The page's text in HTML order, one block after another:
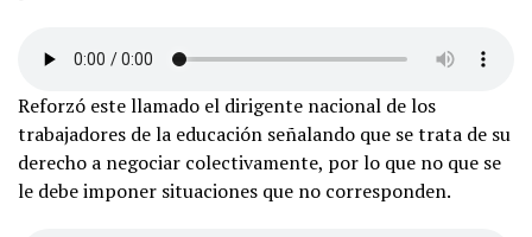
Reforzó este llamado el dirigente nacional de los
trabajadores de la educación señalando que se trata de su
derecho a negociar colectivamente, por lo que no que se
le debe imponer situaciones que no corresponden.